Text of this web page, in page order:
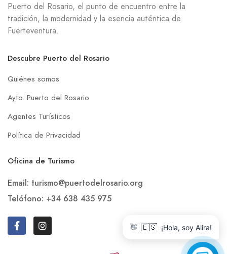
Puerto del Rosario, el punto de encuentro entre la
tradición, la modernidad y la esencia auténtica de
Fuerteventura.
Descubre Puerto del Rosario
Quiénes somos
Ayto. Puerto del Rosario
Agentes Turísticos
Política de Privacidad
Oficina de Turismo
Email: turismo@puertodelrosario.org
Telófono: +34 638 435 975
👋 🇪🇸 ¡Hola, soy Alira!